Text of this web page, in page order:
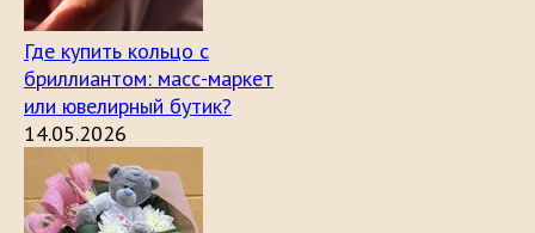
Где купить кольцо с
бриллиантом: масс-маркет
или ювелирный бутик?
14.05.2026